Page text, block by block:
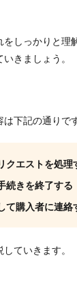
をしっかりと理
きましょう。
下記の通りです
クエストを処理
続きを終了する
て購入者に連絡
ていきます。